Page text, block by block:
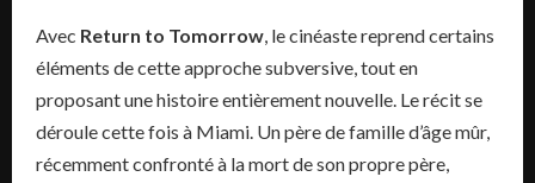
Avec Return to Tomorrow, le cinéaste reprend certains
éléments de cette approche subversive, tout en
proposant une histoire entièrement nouvelle. Le récit se
déroule cette fois à Miami. Un père de famille d’âge mûr,
récemment confronté à la mort de son propre père,